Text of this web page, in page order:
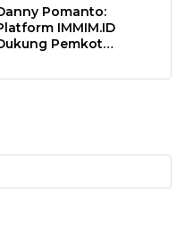
Parepare Faisal
Pomanto:
IMMIM.ID
Pemkot
Zaman dan